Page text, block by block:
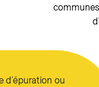
d’épuration ou